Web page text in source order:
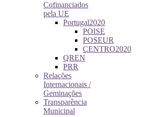
Cofinanciados
pela UE
Portugal2020
POISE
POSEUR
CENTRO2020
QREN
PRR
Relações
Internacionais /
Geminações
Transparência
Municipal